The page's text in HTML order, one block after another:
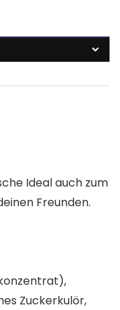
Ideal auch zum
Freunden.
Zuckerkulör,